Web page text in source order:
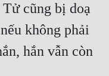
cũng bị doạ
không phải
hắn vẫn còn